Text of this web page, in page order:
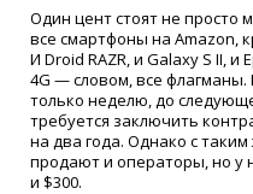
Один цент стоят не просто
все смартфоны на Amazon,
И Droid RAZR, и Galaxy S II, и
4G — словом, все флагманы.
только неделю, до
требуется заключить
на два года. Однако с
продают и операторы, но у
и $300.